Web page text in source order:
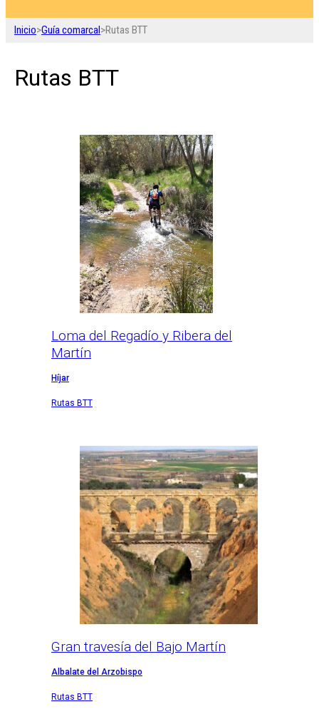
Inicio>Guía comarcal>Rutas BTT
Rutas BTT
Loma del Regadío y Ribera del
Martín
Híjar
Rutas BTT
Gran travesía del Bajo Martín
Albalate del Arzobispo
Rutas BTT